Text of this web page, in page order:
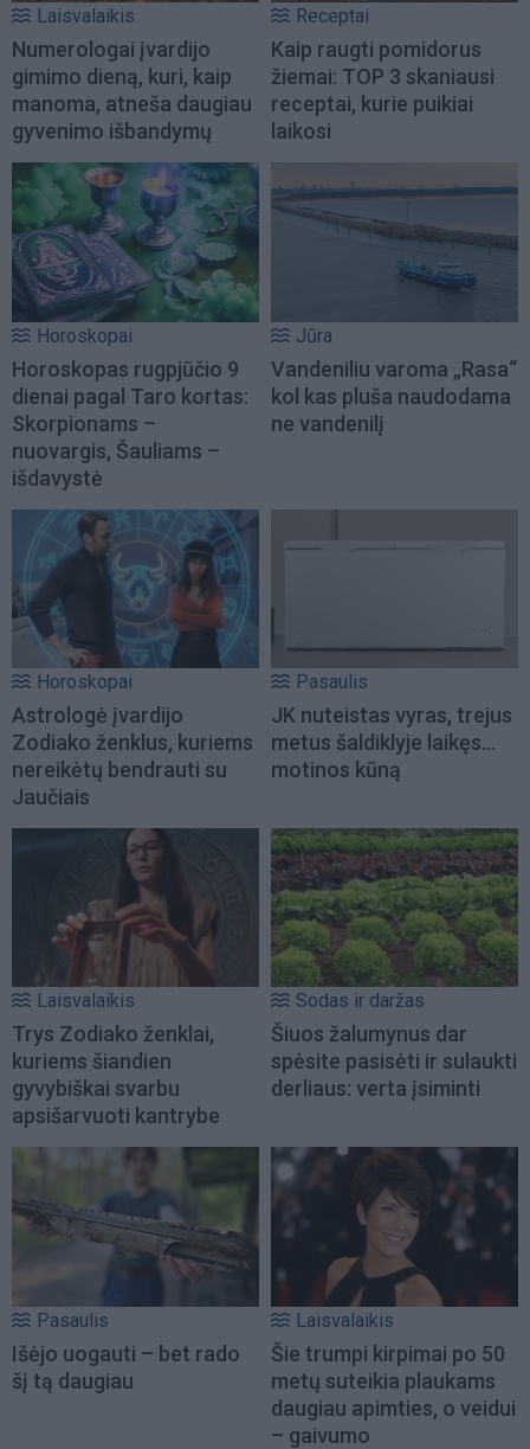
Laisvalaikis
Numerologai įvardijo
gimimo dieną, kuri, kaip
manoma, atneša daugiau
gyvenimo išbandymų
Receptai
Kaip raugti pomidorus
žiemai: TOP 3 skaniausi
receptai, kurie puikiai
laikosi
Horoskopai
Horoskopas rugpjūčio 9
dienai pagal Taro kortas:
Skorpionams –
nuovargis, Šauliams –
išdavystė
Jūra
Vandeniliu varoma „Rasa“
kol kas pluša naudodama
ne vandenilį
Horoskopai
Astrologė įvardijo
Zodiako ženklus, kuriems
nereikėtų bendrauti su
Jaučiais
Pasaulis
JK nuteistas vyras, trejus
metus šaldiklyje laikęs...
motinos kūną
Laisvalaikis
Trys Zodiako ženklai,
kuriems šiandien
gyvybiškai svarbu
apsišarvuoti kantrybe
Sodas ir daržas
Šiuos žalumynus dar
spėsite pasisėti ir sulaukti
derliaus: verta įsiminti
Pasaulis
Išėjo uogauti – bet rado
šį tą daugiau
Laisvalaikis
Šie trumpi kirpimai po 50
metų suteikia plaukams
daugiau apimties, o veidui
– gaivumo